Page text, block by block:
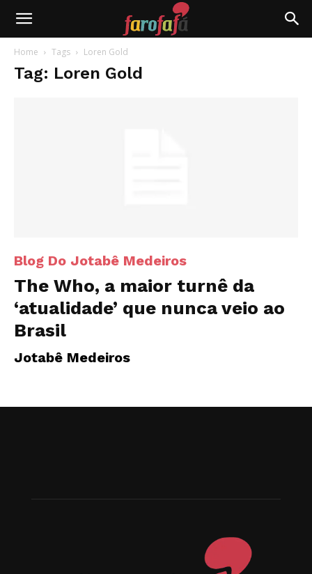
Farofafá
Home Tags Loren Gold
Tag: Loren Gold
Blog Do Jotabê Medeiros
The Who, a maior turnê da
‘atualidade’ que nunca veio ao
Brasil
Jotabê Medeiros